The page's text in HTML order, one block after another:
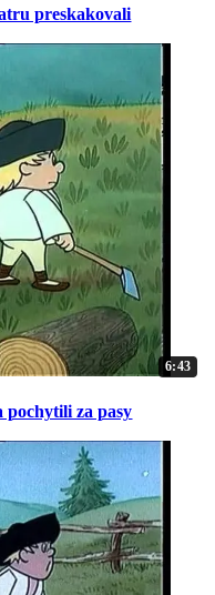
preskakovali
6:43
za pasy